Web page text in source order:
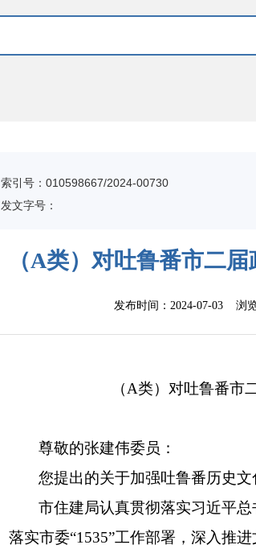
索引号：010598667/2024-00730
发文字号：
（A类）对吐鲁番市二
发布时间： 2024-07-03 浏览
（A类）对吐鲁番市
尊敬的张建伟委员：
您提出的关于加强吐鲁番历史
市住建局认真贯彻落实习近平
落实市委“1535”工作部署，深入推